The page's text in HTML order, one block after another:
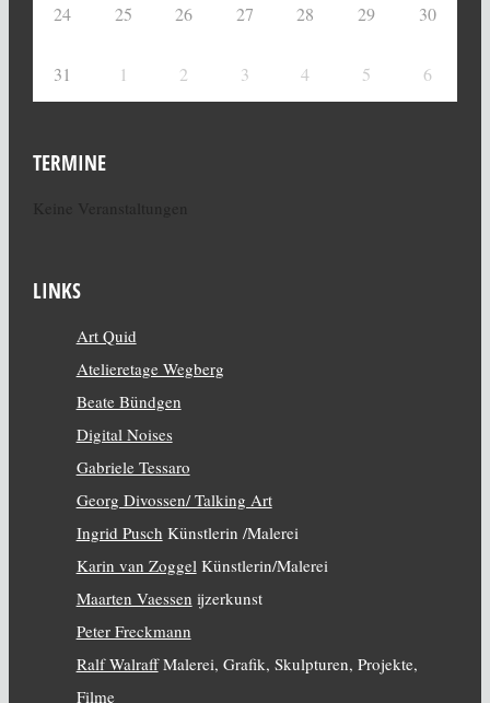
24 25 26 27 28 29 30
31 1 2 3 4 5 6
TERMINE
LINKS
Art Quid
Atelieretage Wegberg
Beate Bündgen
Digital Noises
Gabriele Tessaro
Georg Divossen/ Talking Art
Ingrid Pusch Künstlerin /Malerei
Karin van Zoggel Künstlerin/Malerei
Maarten Vaessen ijzerkunst
Peter Freckmann
Ralf WalraffMalerei, Grafik, Skulpturen, Projekte,
Filme